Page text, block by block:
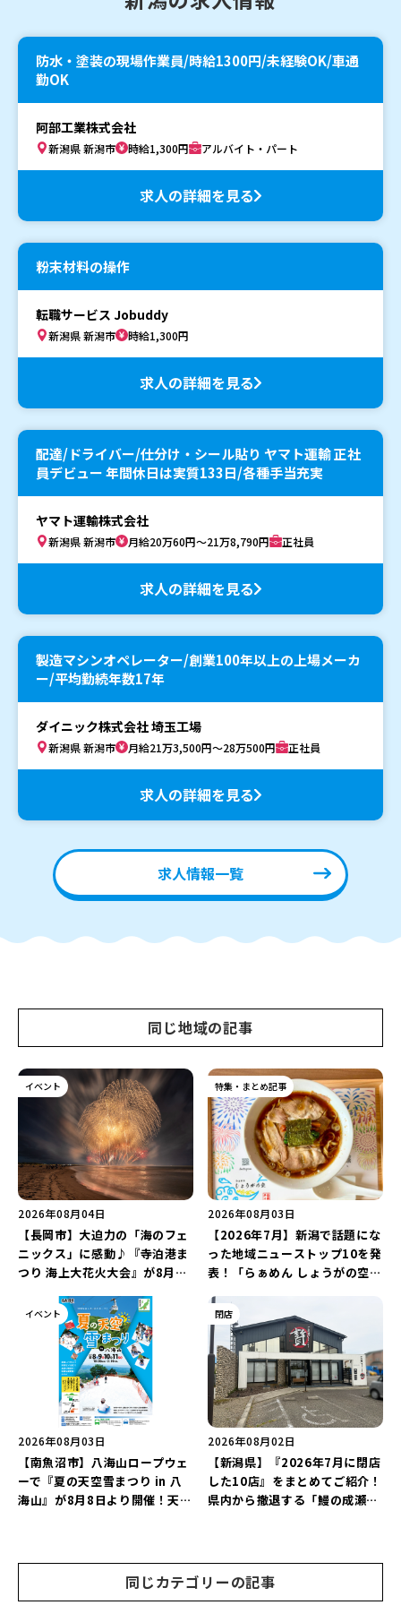
防水・塗装の現場作業員/時給1300円/未経験OK/車通
勤OK
阿部工業株式会社
新潟県 新潟市 時給1,300円 アルバイト・パート
求人の詳細を見る
粉末材料の操作
転職サービス Jobuddy
新潟県 新潟市 時給1,300円
求人の詳細を見る
配達/ドライバー/仕分け・シール貼り ヤマト運輸 正社
員デビュー 年間休日は実質133日/各種手当充実
ヤマト運輸株式会社
新潟県 新潟市 月給20万60円～21万8,790円 正社員
求人の詳細を見る
製造マシンオペレーター/創業100年以上の上場メーカ
ー/平均勤続年数17年
ダイニック株式会社 埼玉工場
新潟県 新潟市 月給21万3,500円～28万500円 正社員
求人の詳細を見る
求人情報一覧
同じ地域の記事
イベント
2026年08月04日
【長岡市】大迫力の「海のフェ
ニックス」に感動♪『寺泊港ま
つり 海上大花火大会』が8月7
5,000発の花火”を楽しもう♪
特集・まとめ記事
2026年08月03日
【2026年7月】新潟で話題にな
った地域ニューストップ10を発
表！「らぁめん しょうがの空」
閉店の注目記事をランキングで
ご紹介♪
イベント
2026年08月03日
【南魚沼市】八海山ロープウェ
ーで『夏の天空雪まつり in 八
海山』が8月8日より開催！天然
閉店
2026年08月02日
【新潟県】『2026年7月に閉店
した10店』をまとめてご紹介！
県内から撤退する「鰻の成瀬」
同じカテゴリーの記事